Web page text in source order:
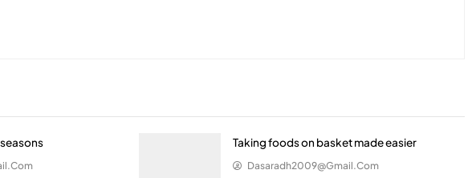
Taking foods on basket made easier
Dasaradh2009@gmail.com